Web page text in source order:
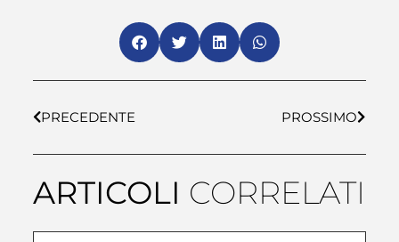
PRECEDENTE PROSSIMO
ARTICOLI CORRELATI